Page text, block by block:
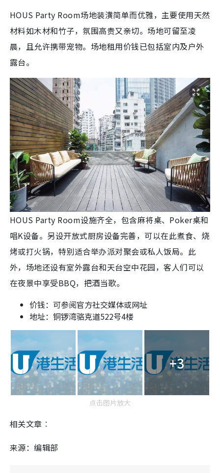
HOUS Party Room场地装潢简单而优雅，主要使用天然
材料如木材和竹子，氛围高贵又亲切。场地可留至凌
晨，且允许携带宠物。场地租用价钱已包括室内及户外
露台。
HOUS Party Room设施齐全，包含麻将桌、Poker桌和
唱K设备。另设开放式厨房设备完善，可以在此煮食、烧
烤或打火锅，特别适合举办派对聚会或私人饭局。此
外，场地还设有室外露台和天台空中花园，客人们可以
在夜景中享受BBQ，把酒当歌。
价钱：可参阅官方社交媒体或网址
地址：铜锣湾骆克道522号4楼
+3
点击图片放大
相关文章︰
来源：编辑部